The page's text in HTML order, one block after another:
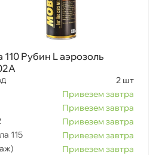
110 Рубин L аэрозоль
2 шт
Привезем завтра
Привезем завтра
Привезем завтра
115
Привезем завтра
Привезем завтра